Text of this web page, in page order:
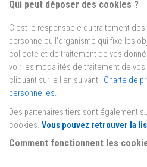
Qui peut déposer des cookies ?
C'est le responsable du traitement
personne ou l'organisme qui fixe les
collecte et de traitement de vos
voir les modalités de traitement de
cliquant sur le lien suivant : Charte de
personnelles.
Des partenaires tiers sont également
cookies. Vous pouvez retrouver la
Comment fonctionnent les